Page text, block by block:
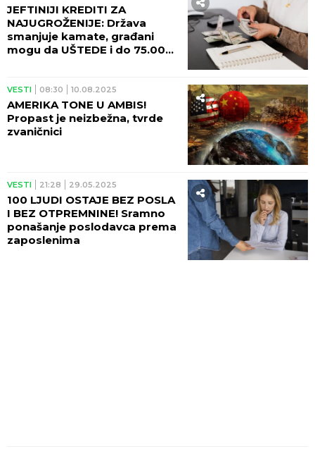
JEFTINIJI KREDITI ZA
NAJUGROŽENIJE: Država
smanjuje kamate, građani
mogu da UŠTEDE i do 75.000
VESTI 08:30 10.08.2025
AMERIKA TONE U AMBIS!
Propast je neizbežna, tvrde
zvaničnici
VESTI 21:28 29.05.2025
100 LJUDI OSTAJE BEZ POSLA
I BEZ OTPREMNINE! Sramno
ponašanje poslodavca prema
zaposlenima